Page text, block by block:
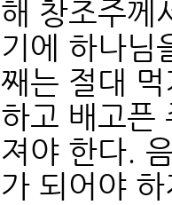
해 창조주께
기에 하나님
째는 절대
하고 배고픈
져야 한다.
가 되어야